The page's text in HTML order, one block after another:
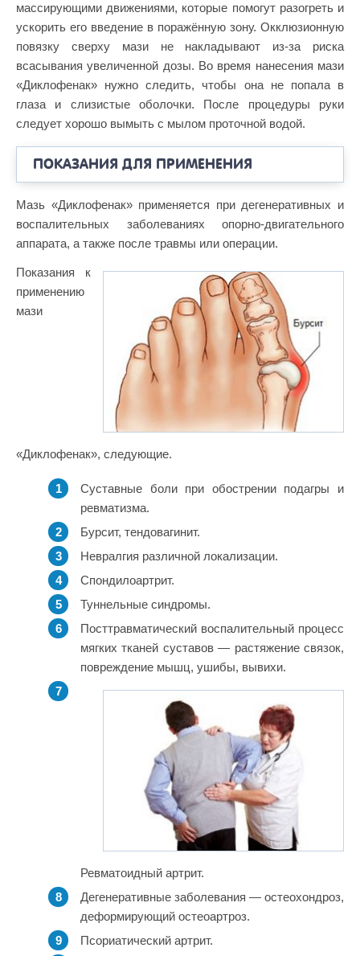
массирующими движениями, которые помогут разогреть и
ускорить его введение в поражённую зону. Окклюзионную
повязку сверху мази не накладывают из-за риска
всасывания увеличенной дозы. Во время нанесения мази
«Диклофенак» нужно следить, чтобы она не попала в
глаза и слизистые оболочки. После процедуры руки
следует хорошо вымыть с мылом проточной водой.
ПОКАЗАНИЯ ДЛЯ ПРИМЕНЕНИЯ
Мазь «Диклофенак» применяется при дегенеративных и
воспалительных заболеваниях опорно-двигательного
аппарата, а также после травмы или операции.
Показания к
применению
мази
«Диклофенак», следующие.
Суставные боли при обострении подагры и
ревматизма.
Бурсит, тендовагинит.
Невралгия различной локализации.
Спондилоартрит.
Туннельные синдромы.
Посттравматический воспалительный процесс
мягких тканей суставов — растяжение связок,
повреждение мышц, ушибы, вывихи.
Ревматоидный артрит.
Дегенеративные заболевания — остеохондроз,
деформирующий остеоартроз.
Псориатический артрит.